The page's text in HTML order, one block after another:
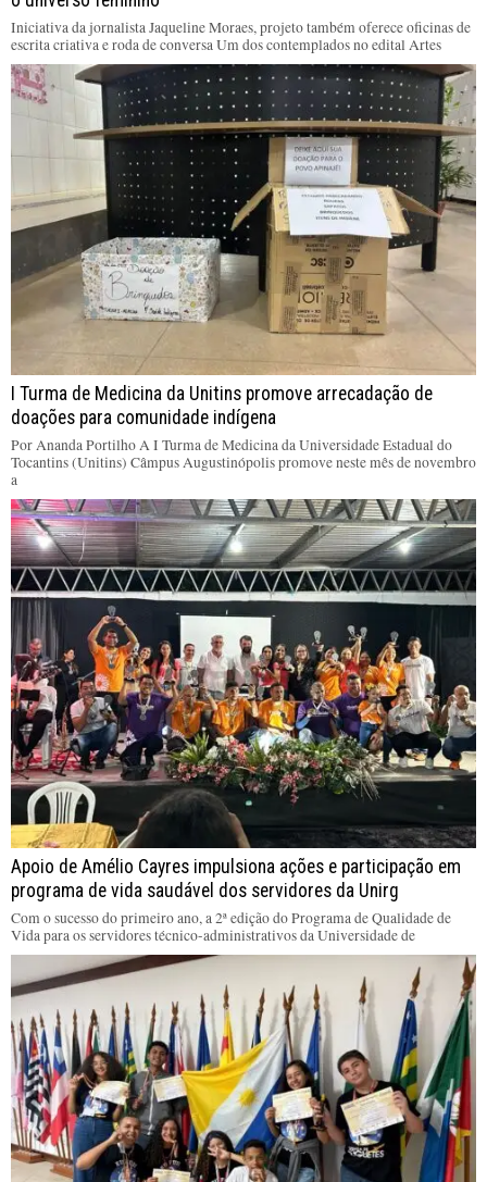
Iniciativa da jornalista Jaqueline Moraes, projeto também oferece oficinas de
escrita criativa e roda de conversa Um dos contemplados no edital Artes
I Turma de Medicina da Unitins promove arrecadação de
doações para comunidade indígena
Por Ananda Portilho A I Turma de Medicina da Universidade Estadual do
Tocantins (Unitins) Câmpus Augustinópolis promove neste mês de novembro
a
Apoio de Amélio Cayres impulsiona ações e participação em
programa de vida saudável dos servidores da Unirg
Com o sucesso do primeiro ano, a 2ª edição do Programa de Qualidade de
Vida para os servidores técnico-administrativos da Universidade de